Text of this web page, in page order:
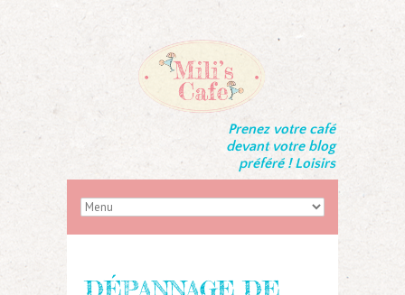
Prenez votre café
devant votre blog
préféré ! Loisirs
DÉPANNAGE DE